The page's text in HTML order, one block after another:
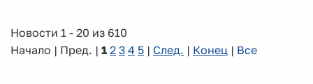
Новости 1 - 20 из 610
Начало | Пред. | 1 2 3 4 5 | След. | Конец | Все